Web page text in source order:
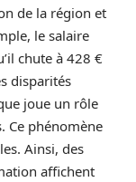
de la région et
le salaire
chute à 428 €
disparités
joue un rôle
Ce phénomène
Ainsi, des
affichent